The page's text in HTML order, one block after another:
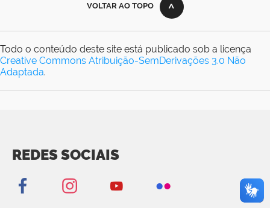
VOLTAR AO TOPO
Todo o conteúdo deste site está publicado sob a licença
Creative Commons Atribuição-SemDerivações 3.0 Não
Adaptada.
REDES SOCIAIS